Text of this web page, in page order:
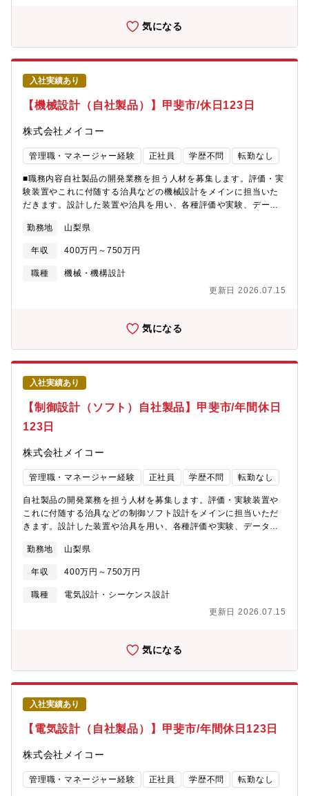
気になる
入社実績あり
【機械設計（自社製品）】甲斐市/休日123日
株式会社メイコー
管理職・マネージャー経験 正社員 学歴不問 転勤なし
■職務内容自社製品の開発業務を担う人材を募集します。評価・実
験装置やこれに付随する治具などの機械設計をメインに担当いた
だきます。設計した装置や治具を用い、各種評価や実験、データ
の作業の他、装置製品の打ち合わせや現地据付、営業補助(展示
会、技術説明)のため、出張(国内)業務もあります。(数日～1週
間、長くても１か月間程度)■具体的内容装置仕様書及び装置構想
図に基づく詳細機械設計、検証部品設計および実機検証、ジグ製
リング、構造検討、解析、購入品選定、製図、等【募集背景】■今
を図る為の募集です。■設計例半導体製造装置、ＦＰＤ関連装置、
真空関連装置、検査装置、洗浄装置、ウェブ搬送装置（Ｒｔｏ
Ｒ）、自動搬送装置、各種自動機等【組織構成】■6名（6０代1
名 ５０代1名 4０代2名 3０代1名 ２０代1名）■入社後の教
育体制現場社員のOJTを予定しております。入社後はチームメン
バーのフォローがあり、約半年で顧客を担当いただきます。
勤務地 山梨県
年収 400万円～750万円
職種
機械・機構設計
更新日 2026.07.15
気になる
入社実績あり
【制御設計（ソフト）自社製品】甲斐市/年間休日
123日
株式会社メイコー
管理職・マネージャー経験 正社員 学歴不問 転勤なし
自社製品の開発業務を担う人材を募集します。評価・実験装置や
これに付随する治具などの制御ソフト設計をメインに担当いただ
きます。設計した装置や治具を用い、各種評価や実験、データ取
作業の他、装置製品の打ち合わせや現地据付、営業補助(展示会、
技術説明)のため、出張(国内)業務もあります。(数日～1週間、長
くても１か月間程度)【募集背景】■今後の受注増大にも対応出来
るよう、装置開発部門のパワーアップを図る為の募集です。【組
勤務地 山梨県
年収 400万円～750万円
職種
電気設計・シーケンス設計
更新日 2026.07.15
気になる
入社実績あり
【電気設計（自社製品）】甲斐市/年間休日123日
株式会社メイコー
管理職・マネージャー経験 正社員 学歴不問 転勤なし